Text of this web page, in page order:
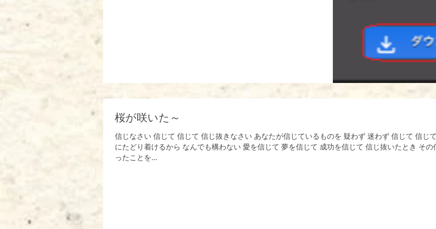
桜が咲いた～
信じなさい 信じて 信じて 信じ抜きなさい あなたが信じているものを 疑わず 迷わず 信じて 信じ
にたどり着けるから なんでも構わない 愛を信じて 夢を信じて 成功を信じて 信じ抜いたとき そ
ったことを...